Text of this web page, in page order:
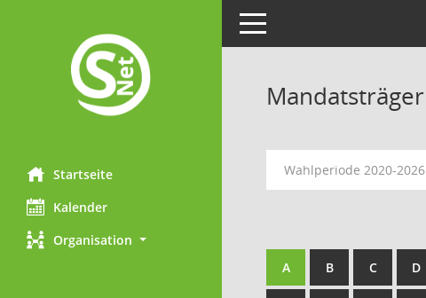
Startseite
Kalender
Organisation
Toggle navigation
Mandatsträger
Wahlperiode 2020-2026
A B C D